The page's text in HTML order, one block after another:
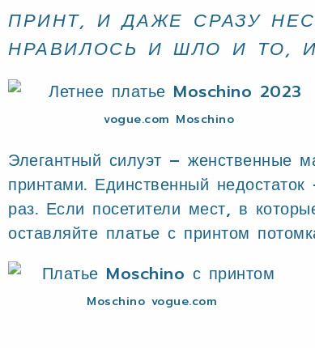
ПРИНТ, И ДАЖЕ СРАЗУ
НРАВИЛОСЬ И ШЛО И ТО, И
vogue.com Moschino
Элегантный силуэт – женственные
принтами. Единственный
раз. Если посетители мест, в
оставляйте платье с принтом
Moschino vogue.com